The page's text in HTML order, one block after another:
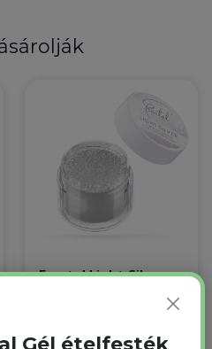
Fractal Light Silver
porfesték 2,6 g
Gél ételfesték